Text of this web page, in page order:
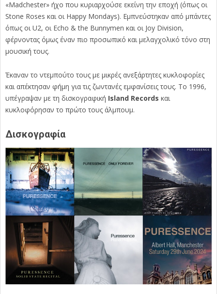
«Madchester» ήχο που κυριαρχούσε εκείνη την εποχή (όπως οι
Stone Roses και οι Happy Mondays). Εμπνεύστηκαν από μπάντες
όπως οι U2, οι Echo & the Bunnymen και οι Joy Division,
φέρνοντας όμως έναν πιο προσωπικό και μελαγχολικό τόνο στη
μουσική τους.
Έκαναν το ντεμπούτο τους με μικρές ανεξάρτητες κυκλοφορίες
και απέκτησαν φήμη για τις ζωντανές εμφανίσεις τους. Το 1996,
υπέγραψαν με τη δισκογραφική Island Records και
κυκλοφόρησαν το πρώτο τους άλμπουμ.
Δισκογραφία